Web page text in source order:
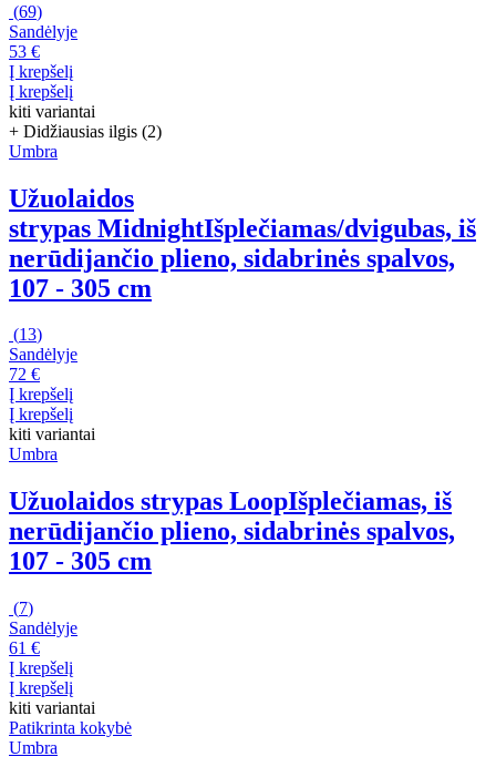
(69)
Sandėlyje
53 €
Į krepšelį
Į krepšelį
kiti variantai
+ Didžiausias ilgis (2)
Umbra
Užuolaidos
strypas MidnightIšplečiamas/dvigubas, iš
nerūdijančio plieno, sidabrinės spalvos,
107 - 305 cm
(13)
Sandėlyje
72 €
Į krepšelį
Į krepšelį
kiti variantai
Umbra
Užuolaidos strypas LoopIšplečiamas, iš
nerūdijančio plieno, sidabrinės spalvos,
107 - 305 cm
(7)
Sandėlyje
61 €
Į krepšelį
Į krepšelį
kiti variantai
Patikrinta kokybė
Umbra